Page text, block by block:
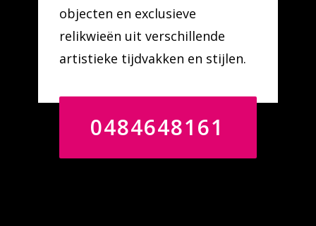
objecten en exclusieve
relikwieën uit verschillende
artistieke tijdvakken en stijlen.
0484648161